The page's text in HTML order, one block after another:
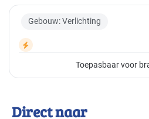
Gebouw: Verlichting
Toepasbaar voor
Toepasbaar
Direct naar